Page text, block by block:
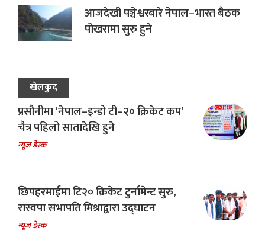
आजदेखी पञ्चेश्वरबारे नेपाल–भारत बैठक
पोखरामा सुरु हुने
खेलकुद
प्रसौनीमा ‘नेपाल–इन्डो टी–२० क्रिकेट कप’
चैत्र पहिलो सातादेखि हुने
न्यूज डेस्क
छिपहरमाईमा टि२० क्रिकेट टुर्नामेन्ट सुरु,
रास्वपा सभापति मिश्राद्वारा उद्घाटन
न्यूज डेस्क